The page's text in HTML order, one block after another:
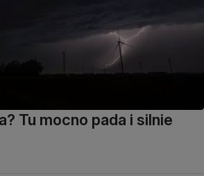
Tu mocno pada i silnie